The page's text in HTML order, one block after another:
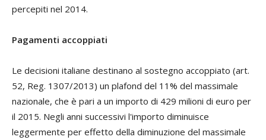
percepiti nel 2014.
Pagamenti accoppiati
Le decisioni italiane destinano al sostegno accoppiato (art.
52, Reg. 1307/2013) un plafond del 11% del massimale
nazionale, che è pari a un importo di 429 milioni di euro per
il 2015. Negli anni successivi l'importo diminuisce
leggermente per effetto della diminuzione del massimale